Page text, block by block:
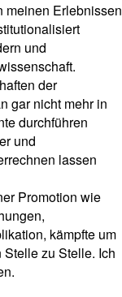
meinen Erlebnissen
und
der
gar nicht mehr in
durchführen
und
lassen
Promotion wie
kämpfte um
zu Stelle. Ich